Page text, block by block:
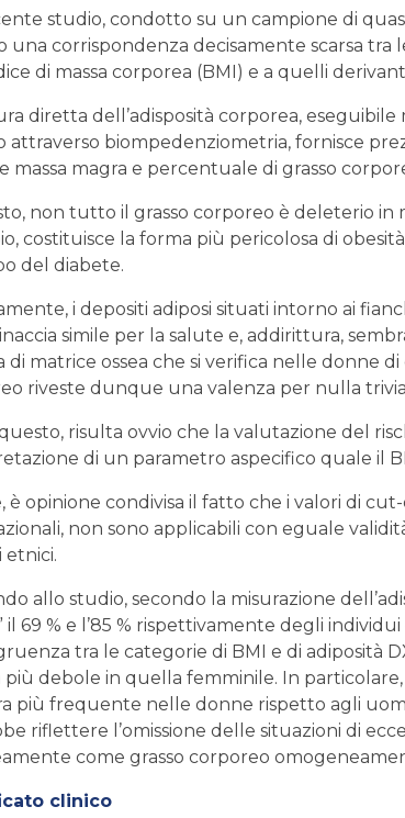
studio, condotto su un campione di
una corrispondenza decisamente scarsa tra
di massa corporea (BMI) e a quelli
diretta dell’adisposità corporea,
attraverso biompedenziometria, fornisce
massa magra e percentuale di grasso
non tutto il grasso corporeo è deleterio in
costituisce la forma più pericolosa di
del diabete.
i depositi adiposi situati intorno ai
simile per la salute e, addirittura,
di matrice ossea che si verifica nelle donne
riveste dunque una valenza per nulla
risulta ovvio che la valutazione del
di un parametro aspecifico quale il
è opinione condivisa il fatto che i valori di
non sono applicabili con eguale
allo studio, secondo la misurazione
il 69 % e l’85 % rispettivamente degli
tra le categorie di BMI e di adiposità
più debole in quella femminile. In particolare,
più frequente nelle donne rispetto agli
riflettere l’omissione delle situazioni di
come grasso corporeo
clinico